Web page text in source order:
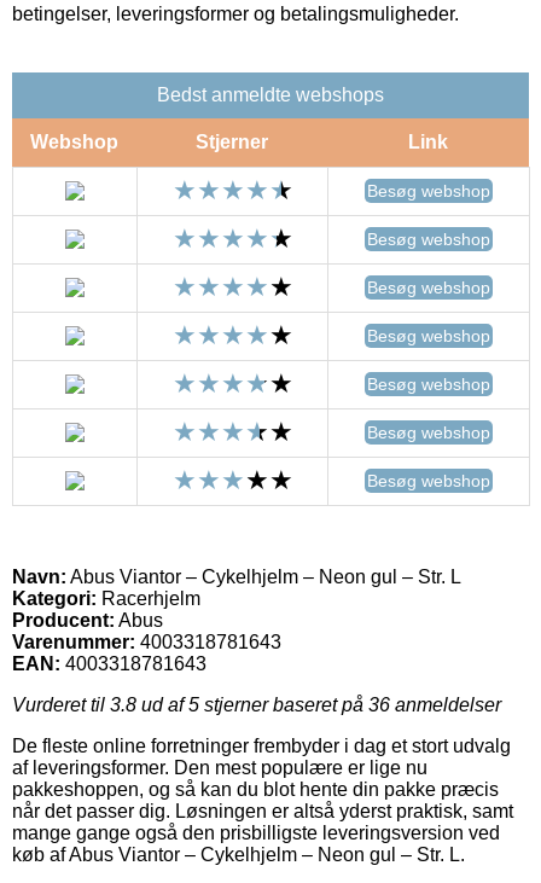
betingelser, leveringsformer og betalingsmuligheder.
Bedst anmeldte webshops
Webshop Stjerner Link
Besøg webshop
Besøg webshop
Besøg webshop
Besøg webshop
Besøg webshop
Besøg webshop
Besøg webshop
Navn: Abus Viantor – Cykelhjelm – Neon gul – Str. L
Kategori: Racerhjelm
Producent: Abus
Varenummer: 4003318781643
EAN: 4003318781643
Vurderet til 3.8 ud af 5 stjerner baseret på 36 anmeldelser
De fleste online forretninger frembyder i dag et stort udvalg
af leveringsformer. Den mest populære er lige nu
pakkeshoppen, og så kan du blot hente din pakke præcis
når det passer dig. Løsningen er altså yderst praktisk, samt
mange gange også den prisbilligste leveringsversion ved
køb af Abus Viantor – Cykelhjelm – Neon gul – Str. L.